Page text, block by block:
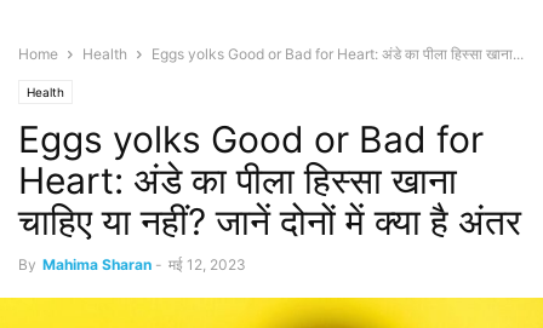
Home Health Eggs yolks Good or Bad for Heart: अंडे का पीला हिस्सा खाना...
Health
Eggs yolks Good or Bad for
Heart: अंडे का पीला हिस्सा खाना
चाहिए या नहीं? जानें दोनों में क्या है अंतर
By Mahima Sharan - मई 12, 2023